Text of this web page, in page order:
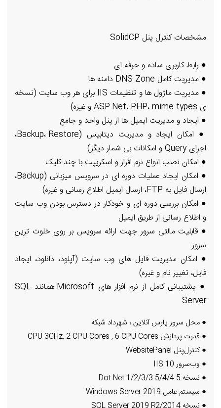
مشخصات کنترل پنل SolidCP
● رابط کاربری ساده و حرفه ای
● مدیریت کامل DNS Zone دامنه ها
● مدیریت ماژول ها و تنظیمات IIS برای هر وب سایت (نسخه
ی ASP.Net، PHP، mime types و غیره)
● ایجاد و مدیریت ایمیل ها از پنل واحد و جامع
● امکان ایجاد و مدیریت دیتابیس (Backup، Restore،
اجرای Query و امکانات بی شمار دیگر)
● امکان نصب انواع نرم افزار و اسکریپت با چند کلیک
● امکان ایجاد عملیات دوره ای در سرویس میزبانی (Backup،
ارسال فایل به FTP، ارسال ایمیل اطلاع رسانی و غیره)
● امکان بررسی دوره ای و خودکار در دسترس بودن وب سایت
و اطلاع رسانی از طریق ایمیل
● قابلیت مالتی سرور جهت ارائه سرویس بر روی خلوت ترین
سرور
● امکان مدیریت فایل های وب سایت (آپلود، دانلود، ایجاد
فایل، تغییر نام و غیره)
● پشتیبانی کامل از نرم افزار های Microsoft همانند SQL
Server
● محل سرور پارس آنلاین ، شهرداد شبکه
● قدرت پردازش CPU 3GHz, 2 CPU Cores , 6 CPU Cores
● کنترل‌پنل WebsitePanel
● وب‌سرور IIS 10
● نسخه Dot Net 1/2/3/3.5/4/4.5
● سیستم عامل Windows Server 2019